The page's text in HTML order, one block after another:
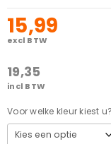
15,99
excl BTW
19,35
incl BTW
Voor welke kleur kiest u?